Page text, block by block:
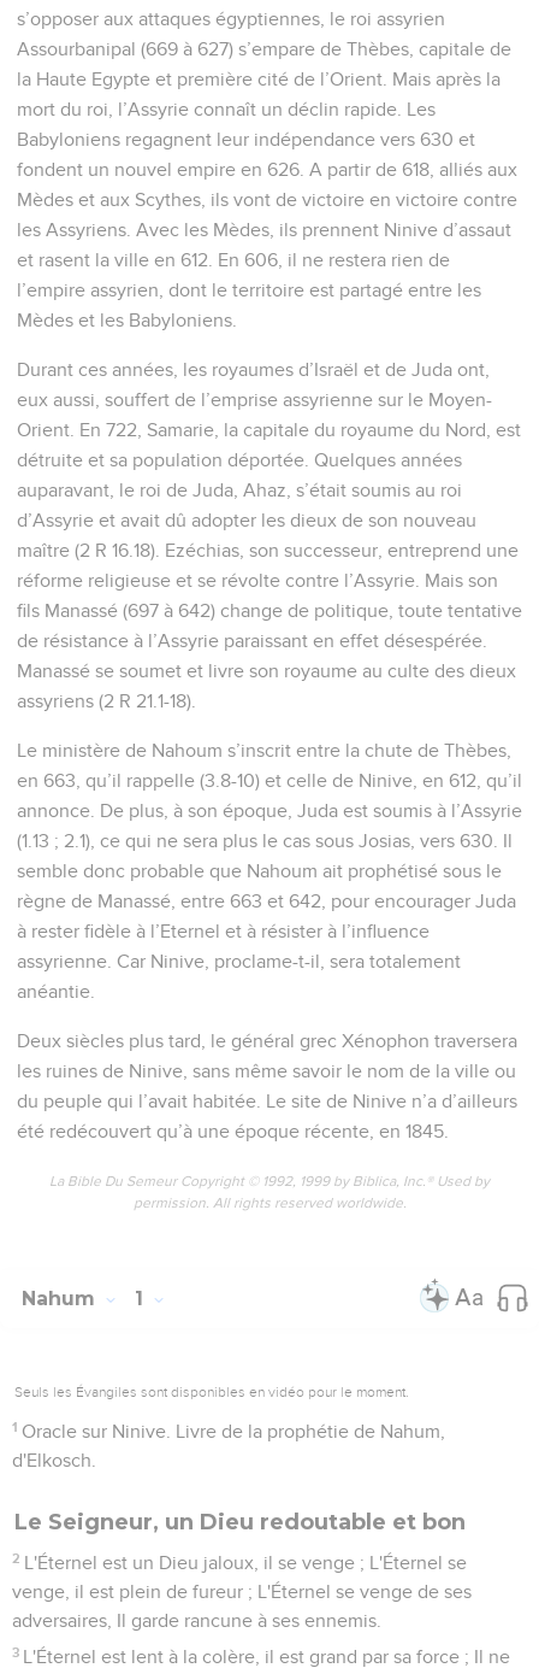
s’opposer aux attaques égyptiennes, le roi assyrien
Assourbanipal (669 à 627) s’empare de Thèbes, capitale de
la Haute Egypte et première cité de l’Orient. Mais après la
mort du roi, l’Assyrie connaît un déclin rapide. Les
Babyloniens regagnent leur indépendance vers 630 et
fondent un nouvel empire en 626. A partir de 618, alliés aux
Mèdes et aux Scythes, ils vont de victoire en victoire contre
les Assyriens. Avec les Mèdes, ils prennent Ninive d’assaut
et rasent la ville en 612. En 606, il ne restera rien de
l’empire assyrien, dont le territoire est partagé entre les
Mèdes et les Babyloniens.
Durant ces années, les royaumes d’Israël et de Juda ont,
eux aussi, souffert de l’emprise assyrienne sur le Moyen-
Orient. En 722, Samarie, la capitale du royaume du Nord, est
détruite et sa population déportée. Quelques années
auparavant, le roi de Juda, Ahaz, s’était soumis au roi
d’Assyrie et avait dû adopter les dieux de son nouveau
maître (2 R 16.18). Ezéchias, son successeur, entreprend une
réforme religieuse et se révolte contre l’Assyrie. Mais son
fils Manassé (697 à 642) change de politique, toute tentative
de résistance à l’Assyrie paraissant en effet désespérée.
Manassé se soumet et livre son royaume au culte des dieux
assyriens (2 R 21.1-18).
Le ministère de Nahoum s’inscrit entre la chute de Thèbes,
en 663, qu’il rappelle (3.8-10) et celle de Ninive, en 612, qu’il
annonce. De plus, à son époque, Juda est soumis à l’Assyrie
(1.13 ; 2.1), ce qui ne sera plus le cas sous Josias, vers 630. Il
semble donc probable que Nahoum ait prophétisé sous le
règne de Manassé, entre 663 et 642, pour encourager Juda
à rester fidèle à l’Eternel et à résister à l’influence
assyrienne. Car Ninive, proclame-t-il, sera totalement
anéantie.
Deux siècles plus tard, le général grec Xénophon traversera
les ruines de Ninive, sans même savoir le nom de la ville ou
du peuple qui l’avait habitée. Le site de Ninive n’a d’ailleurs
été redécouvert qu’à une époque récente, en 1845.
La Bible Du Semeur Copyright © 1992, 1999 by Biblica, Inc.® Used by
permission. All rights reserved worldwide.
Nahum 1
Seuls les Évangiles sont disponibles en vidéo pour le moment.
1 Oracle sur Ninive. Livre de la prophétie de Nahum,
d'Elkosch.
Le Seigneur, un Dieu redoutable et bon
2 L'Éternel est un Dieu jaloux, il se venge ; L'Éternel se
venge, il est plein de fureur ; L'Éternel se venge de ses
adversaires, Il garde rancune à ses ennemis.
3 L'Éternel est lent à la colère, il est grand par sa force ; Il ne